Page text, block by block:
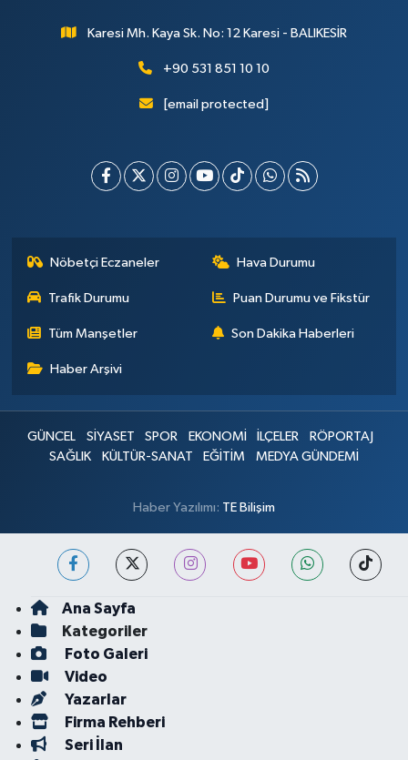
Karesi Mh. Kaya Sk. No: 12 Karesi - BALIKESİR
+90 531 851 10 10
[email protected]
Nöbetçi Eczaneler Hava Durumu
Trafik Durumu Puan Durumu ve Fikstür
Tüm Manşetler Son Dakika Haberleri
Haber Arşivi
GÜNCEL SİYASET SPOR EKONOMİ İLÇELER
RÖPORTAJ
SAĞLIK
KÜLTÜR-SANAT EĞİTİM MEDYA GÜNDEMİ
Haber Yazılımı: TE Bilişim
Ana Sayfa
Kategoriler
Foto Galeri
Video
Yazarlar
Firma Rehberi
Seri İlan